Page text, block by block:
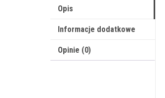
Opis
Informacje dodatkowe
Opinie (0)